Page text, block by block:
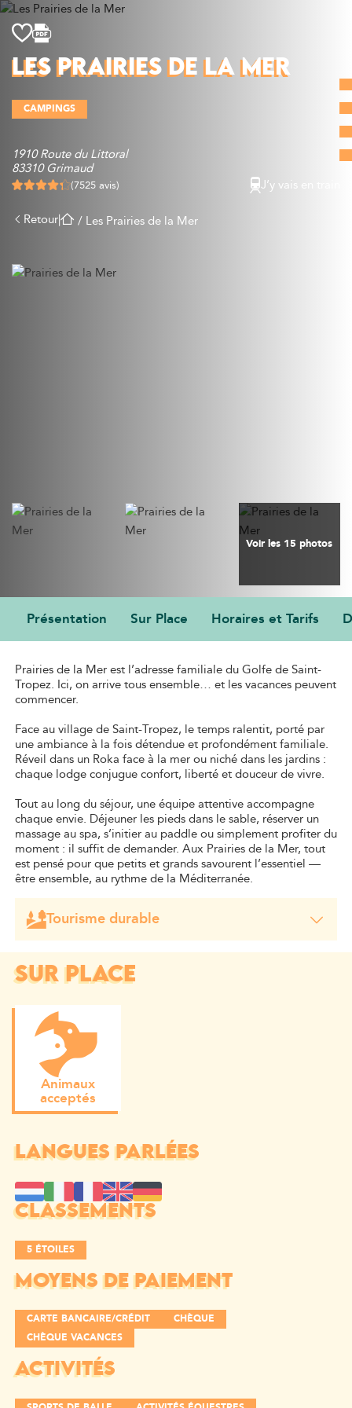
Découvrir
Que faire
Bien manger
Où dormir
Agenda
Préparer sa visite
LES PRAIRIES DE LA MER
CAMPINGS
1910 Route du Littoral
83310 Grimaud
(7525 avis)
J’y vais en train
Retour| / Les Prairies de la Mer
Voir les 15 photos
Présentation Sur Place Horaires et Tarifs
Prairies de la Mer est l’adresse familiale du Golfe de Saint-
Tropez. Ici, on arrive tous ensemble… et les vacances peuvent
commencer.
Face au village de Saint-Tropez, le temps ralentit, porté par
une ambiance à la fois détendue et profondément familiale.
Réveil dans un Roka face à la mer ou niché dans les jardins :
chaque lodge conjugue confort, liberté et douceur de vivre.
Tout au long du séjour, une équipe attentive accompagne
chaque envie. Déjeuner les pieds dans le sable, réserver un
massage au spa, s’initier au paddle ou simplement profiter du
moment : il suffit de demander. Aux Prairies de la Mer, tout
est pensé pour que petits et grands savourent l’essentiel —
être ensemble, au rythme de la Méditerranée.
Tourisme durable
Nous développons les marchés courts avec nos
commerces afin de proposer à nos clients des produits
de qualité.
La biodiversité est développée sur le site par le choix de
SUR PLACE
Animaux
acceptés
LANGUES PARLÉES
CLASSEMENTS
5 ÉTOILES
MOYENS DE PAIEMENT
CARTE BANCAIRE/CRÉDIT
CHÈQUE
CHÈQUE VACANCES
ACTIVITÉS